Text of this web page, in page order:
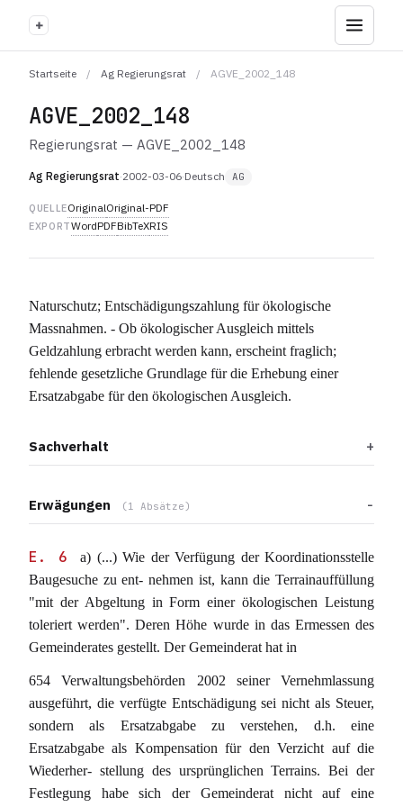
+
Startseite / Ag Regierungsrat / AGVE_2002_148
AGVE_2002_148
Regierungsrat — AGVE_2002_148
Ag Regierungsrat·2002-03-06·Deutsch AG
QUELLEOriginalOriginal-PDF
EXPORTWordPDFBibTeXRIS
Naturschutz; Entschädigungszahlung für ökologische
Massnahmen. - Ob ökologischer Ausgleich mittels
Geldzahlung erbracht werden kann, erscheint fraglich;
fehlende gesetzliche Grundlage für die Erhebung einer
Ersatzabgabe für den ökologischen Ausgleich.
Sachverhalt
Erwägungen (1 Absätze)
E. 6
a) (...) Wie der Verfügung der Koordinationsstelle
Baugesuche zu ent- nehmen ist, kann die Terrainauffüllung
"mit der Abgeltung in Form einer ökologischen Leistung
toleriert werden". Deren Höhe wurde in das Ermessen des
Gemeinderates gestellt. Der Gemeinderat hat in
654 Verwaltungsbehörden 2002 seiner Vernehmlassung
ausgeführt, die verfügte Entschädigung sei nicht als Steuer,
sondern als Ersatzabgabe zu verstehen, d.h. eine
Ersatzabgabe als Kompensation für den Verzicht auf die
Wiederher- stellung des ursprünglichen Terrains. Bei der
Festlegung habe sich der Gemeinderat nicht auf eine